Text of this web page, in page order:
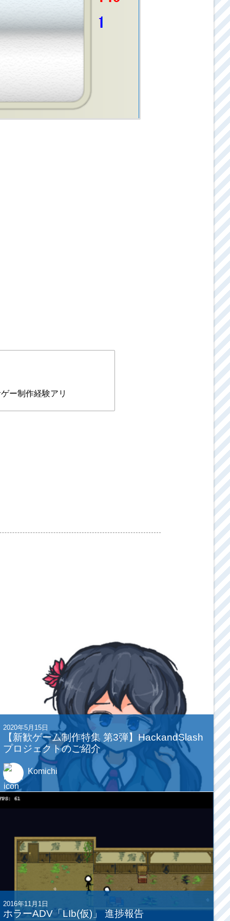
ー制作経験アリ